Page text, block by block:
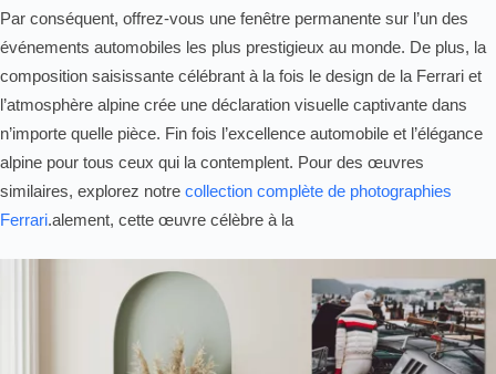
Par conséquent, offrez-vous une fenêtre permanente sur l’un des
événements automobiles les plus prestigieux au monde. De plus, la
composition saisissante célébrant à la fois le design de la Ferrari et
l’atmosphère alpine crée une déclaration visuelle captivante dans
n’importe quelle pièce. Fin fois l’excellence automobile et l’élégance
alpine pour tous ceux qui la contemplent. Pour des œuvres
similaires, explorez notre collection complète de photographies
Ferrari.alement, cette œuvre célèbre à la